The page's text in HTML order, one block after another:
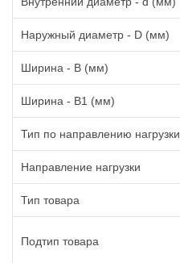
Наружный диаметр - D (мм)
Ширина - B (мм)
Ширина - B1 (мм)
Тип по направлению нагрузки
Направление нагрузки
Тип товара
Подтип товара